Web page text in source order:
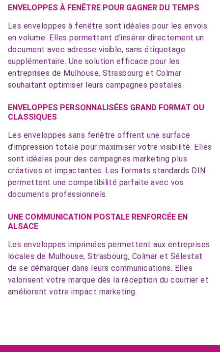
ENVELOPPES À FENÊTRE POUR GAGNER DU TEMPS
Les enveloppes à fenêtre sont idéales pour les envois
en volume. Elles permettent d’insérer directement un
document avec adresse visible, sans étiquetage
supplémentaire. Une solution efficace pour les
entreprises de Mulhouse, Strasbourg et Colmar
souhaitant optimiser leurs campagnes postales.
ENVELOPPES PERSONNALISÉES GRAND FORMAT OU
CLASSIQUES
Les enveloppes sans fenêtre offrent une surface
d’impression totale pour maximiser votre visibilité. Elles
sont idéales pour des campagnes marketing plus
créatives et impactantes. Les formats standards DIN
permettent une compatibilité parfaite avec vos
documents professionnels.
UNE COMMUNICATION POSTALE RENFORCÉE EN
ALSACE
Les enveloppes imprimées permettent aux entreprises
locales de Mulhouse, Strasbourg, Colmar et Sélestat
de se démarquer dans leurs communications. Elles
valorisent votre marque dès la réception du courrier et
améliorent votre impact marketing.